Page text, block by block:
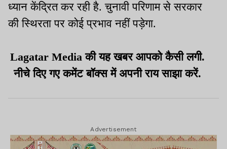
ध्यान केंद्रित कर रही है. चुनावी परिणाम से सरकार
की स्थिरता पर कोई प्रभाव नहीं पड़ेगा.
Lagatar Media की यह खबर आपको कैसी लगी.
नीचे दिए गए कमेंट बॉक्स में अपनी राय साझा करें.
Advertisement